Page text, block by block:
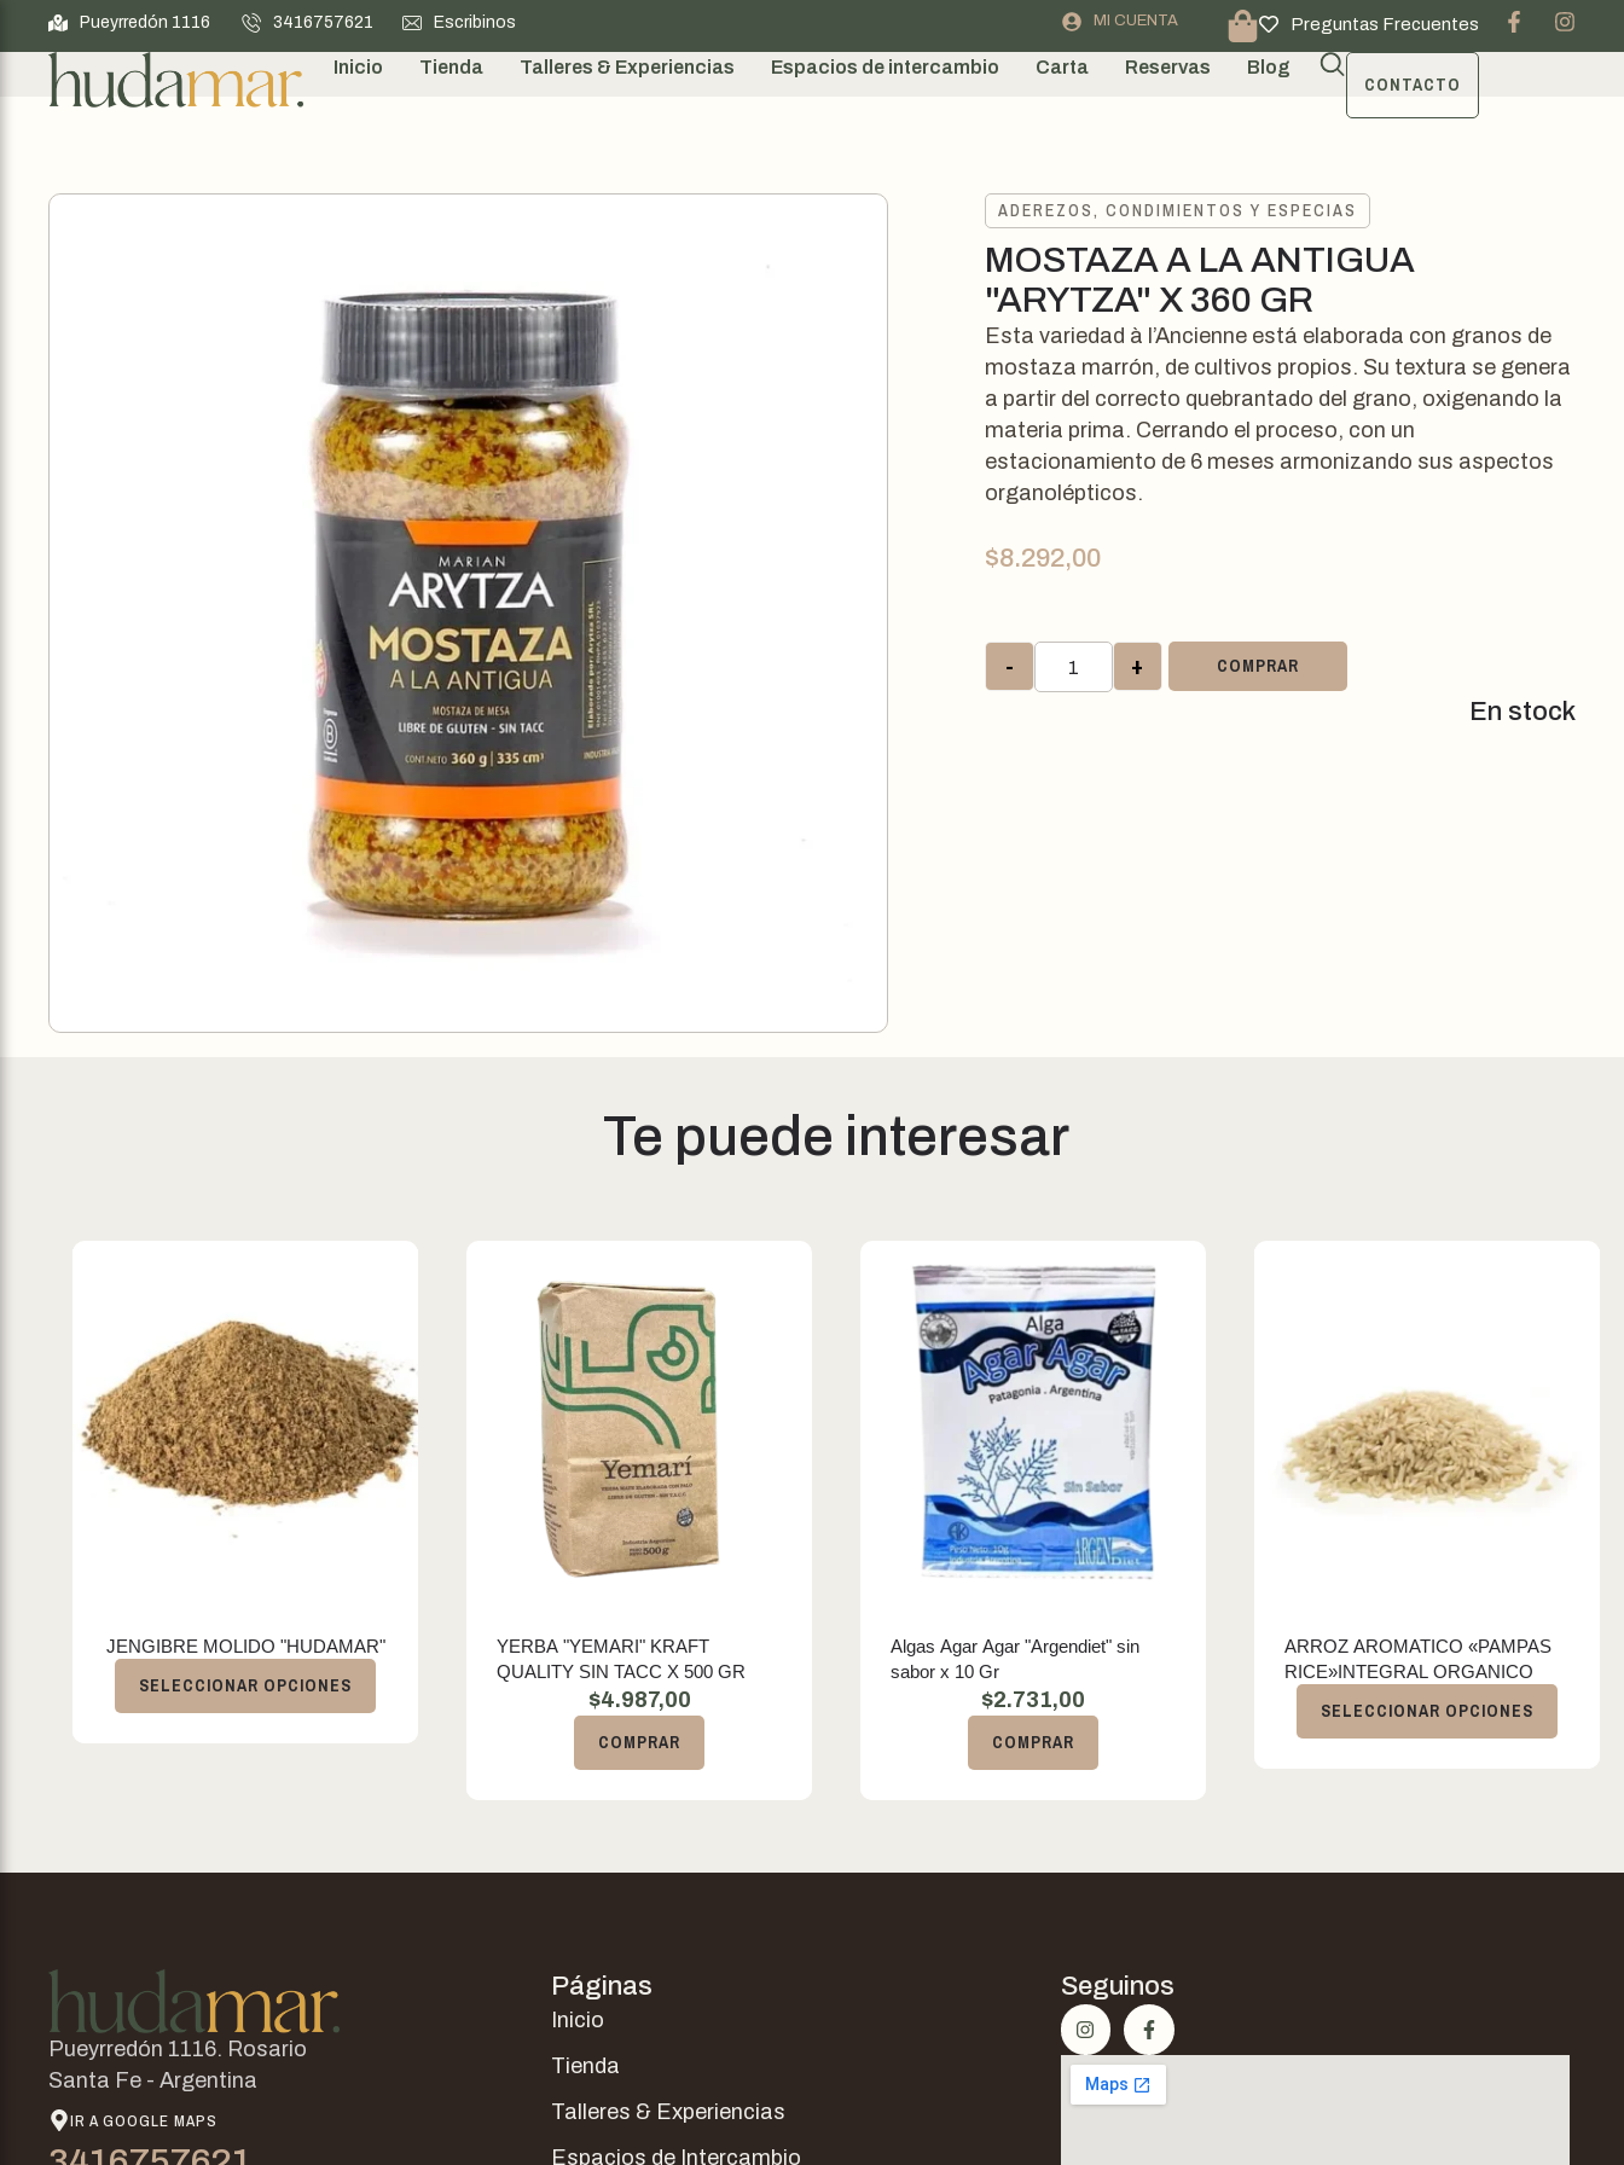
Pueyrredón 1116 3416757621 Escribinos MI CUENTA Preguntas Frecuentes
Inicio Tienda Talleres & Experiencias Espacios de intercambio Carta Reservas Blog
CONTACTO
ADEREZOS, CONDIMIENTOS Y ESPECIAS
MOSTAZA A LA ANTIGUA
"ARYTZA" X 360 GR
Esta variedad à l’Ancienne está elaborada con granos de
mostaza marrón, de cultivos propios. Su textura se genera
a partir del correcto quebrantado del grano, oxigenando la
materia prima. Cerrando el proceso, con un
estacionamiento de 6 meses armonizando sus aspectos
organolépticos.
$8.292,00
- + COMPRAR
En stock
Te puede interesar
JENGIBRE MOLIDO "HUDAMAR"
SELECCIONAR OPCIONES
YERBA "YEMARI" KRAFT
QUALITY SIN TACC X 500 GR
$4.987,00
COMPRAR
Algas Agar Agar "Argendiet" sin
sabor x 10 Gr
$2.731,00
COMPRAR
ARROZ AROMATICO «PAMPAS
RICE»INTEGRAL ORGANICO
SELECCIONAR OPCIONES
Pueyrredón 1116. Rosario
Santa Fe - Argentina
IR A GOOGLE MAPS
Páginas
Inicio
Tienda
Talleres & Experiencias
Espacios de Intercambio
Seguinos